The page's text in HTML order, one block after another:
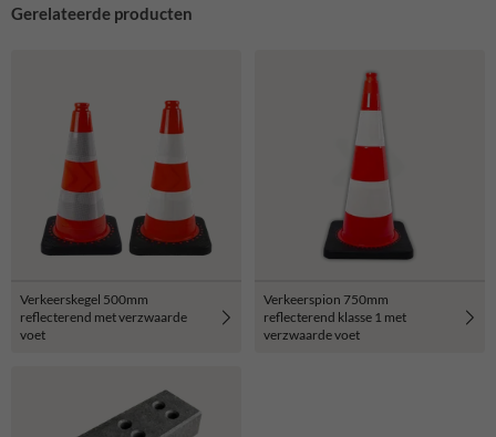
Gerelateerde producten
Verkeerskegel 500mm
reflecterend met verzwaarde
voet
Verkeerspion 750mm
reflecterend klasse 1 met
verzwaarde voet